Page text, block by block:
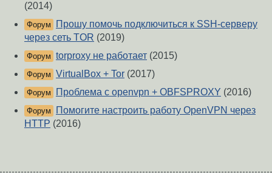
(2014)
Форум
Прошу помочь подключиться к SSH-серверу
через сеть TOR (2019)
Форум torproxy не работает (2015)
Форум VirtualBox + Tor (2017)
Форум Проблема с openvpn + OBFSPROXY (2016)
Форум
Помогите настроить работу OpenVPN через
HTTP (2016)